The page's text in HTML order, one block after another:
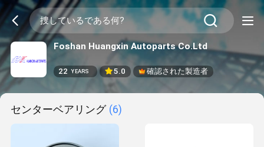
Foshan Huangxin Autoparts Co.Ltd
22 YEARS 5.0 確認された製造者
センターベアリング (6)